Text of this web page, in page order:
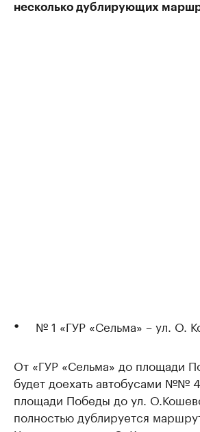
несколько дублирующих
№ 1 «ГУР «Сельма» – ул. О.
От «ГУР «Сельма» до площади
будет доехать автобусами №№
площади Победы до ул.
полностью дублируется